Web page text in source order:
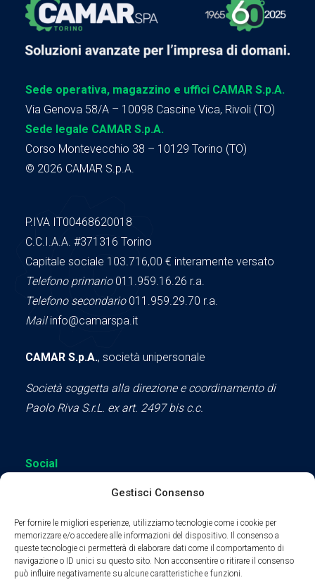
Gestisci Consenso
Per fornire le migliori esperienze, utilizziamo tecnologie come i cookie per
memorizzare e/o accedere alle informazioni del dispositivo. Il consenso a
queste tecnologie ci permetterà di elaborare dati come il comportamento di
navigazione o ID unici su questo sito. Non acconsentire o ritirare il consenso
può influire negativamente su alcune caratteristiche e funzioni.
Sede operativa, magazzino e uffici CAMAR S.p.A.
Via Genova 58/A – 10098 Cascine Vica, Rivoli (TO)
Sede legale CAMAR S.p.A.
Corso Montevecchio 38 – 10129 Torino (TO)
© 2026 CAMAR S.p.A.
P.IVA IT00468620018
C.C.I.A.A. #371316 Torino
Capitale sociale 103.716,00 € interamente versato
Telefono primario011.959.16.26 r.a.
Telefono secondario011.959.29.70 r.a.
Mailinfo@camarspa.it
CAMAR S.p.A., società unipersonale
Società soggetta alla direzione e coordinamento di
Paolo Riva S.r.L. ex art. 2497 bis c.c.
Social
Parte del sodalizio AIDAM dal 2024